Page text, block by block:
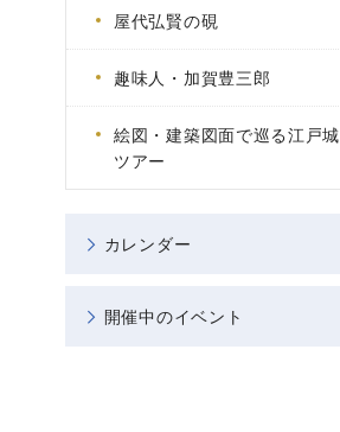
屋代弘賢の硯
趣味人・加賀豊三郎
絵図・建築図面で巡る江戸城
ツアー
カレンダー
開催中のイベント